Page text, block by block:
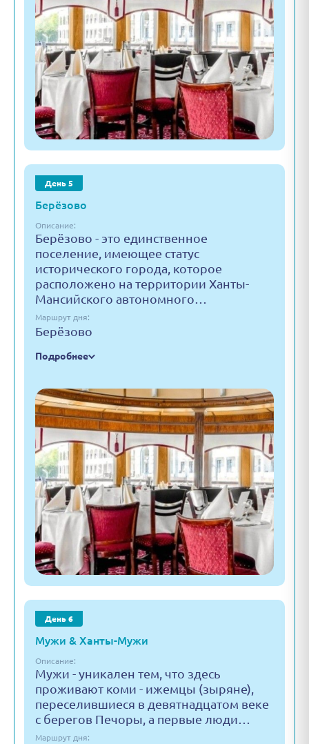
День 5
Берёзово
Описание:
Берёзово - это единственное
поселение, имеющее статус
исторического города, которое
расположено на территории Ханты-
Мансийского автономного…
Маршрут дня:
Берёзово
Подробнее
День 6
Мужи & Ханты-Мужи
Описание:
Мужи - уникален тем, что здесь
проживают коми - ижемцы (зыряне),
переселившиеся в девятнадцатом веке
с берегов Печоры, а первые люди…
Маршрут дня: